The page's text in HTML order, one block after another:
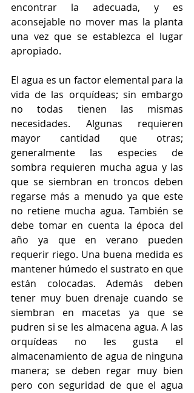
encontrar la adecuada, y es
aconsejable no mover mas la planta
una vez que se establezca el lugar
apropiado.
El agua es un factor elemental para la
vida de las orquídeas; sin embargo
no todas tienen las mismas
necesidades. Algunas requieren
mayor cantidad que otras;
generalmente las especies de
sombra requieren mucha agua y las
que se siembran en troncos deben
regarse más a menudo ya que este
no retiene mucha agua. También se
debe tomar en cuenta la época del
año ya que en verano pueden
requerir riego. Una buena medida es
mantener húmedo el sustrato en que
están colocadas. Además deben
tener muy buen drenaje cuando se
siembran en macetas ya que se
pudren si se les almacena agua. A las
orquídeas no les gusta el
almacenamiento de agua de ninguna
manera; se deben regar muy bien
pero con seguridad de que el agua